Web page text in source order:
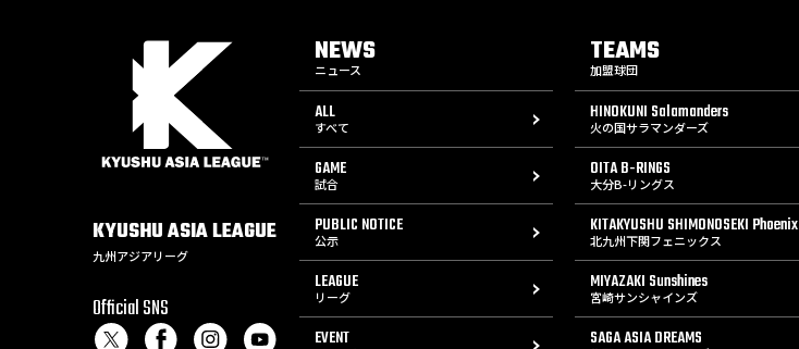
KYUSHUASIALEAGUE
九州アジアリーグ
Official SNS
NEWS
ニュース
ALL
すべて
GAME
試合
PUBLIC NOTICE
公示
LEAGUE
リーグ
EVENT
TEAMS
加盟球団
HINOKUNI Salamanders
火の国サラマンダーズ
OITA B-RINGS
大分B-リングス
KITAKYUSHU SHIMONOSEKI Phoenix
北九州下関フェニックス
MIYAZAKI Sunshines
宮崎サンシャインズ
SAGA ASIA DREAMS